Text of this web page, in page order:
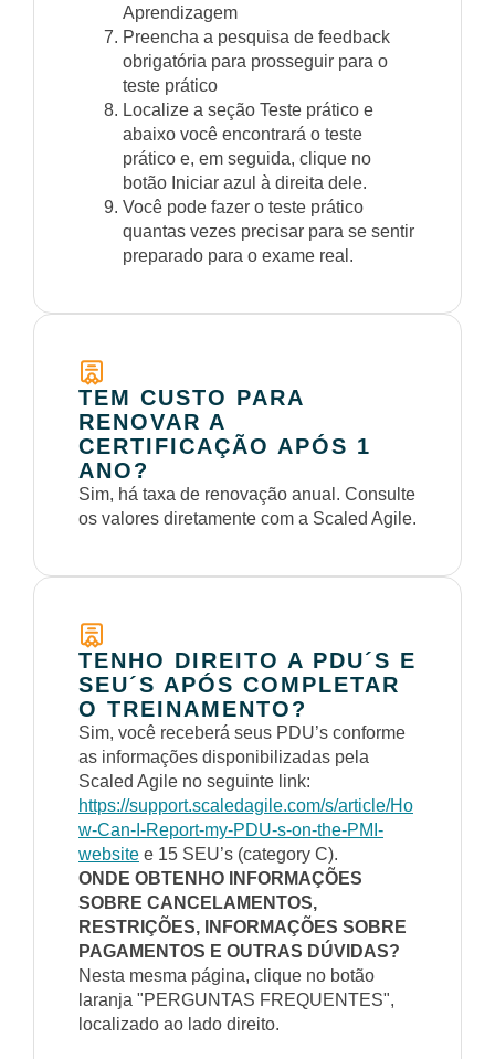
Aprendizagem
Preencha a pesquisa de feedback
obrigatória para prosseguir para o
teste prático
Localize a seção Teste prático e
abaixo você encontrará o teste
prático e, em seguida, clique no
botão Iniciar azul à direita dele.
Você pode fazer o teste prático
quantas vezes precisar para se sentir
preparado para o exame real.
TEM CUSTO PARA
RENOVAR A
CERTIFICAÇÃO APÓS 1
ANO?
Sim, há taxa de renovação anual. Consulte
os valores diretamente com a Scaled Agile.
TENHO DIREITO A PDU´S E
SEU´S APÓS COMPLETAR
O TREINAMENTO?
Sim, você receberá seus PDU’s conforme
as informações disponibilizadas pela
Scaled Agile no seguinte link:
https://support.scaledagile.com/s/article/Ho
w-Can-I-Report-my-PDU-s-on-the-PMI-
website e 15 SEU’s (category C).
ONDE OBTENHO INFORMAÇÕES
SOBRE CANCELAMENTOS,
RESTRIÇÕES, INFORMAÇÕES SOBRE
PAGAMENTOS E OUTRAS DÚVIDAS?
Nesta mesma página, clique no botão
laranja "PERGUNTAS FREQUENTES",
localizado ao lado direito.